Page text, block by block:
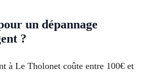
un dépannage
?
à Le Tholonet coûte entre 100€ et